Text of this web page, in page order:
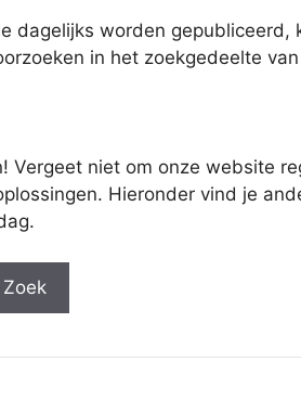
dagelijks worden gepubliceerd,
in het zoekgedeelte
Vergeet niet om onze website
Hieronder vind je
Zoek